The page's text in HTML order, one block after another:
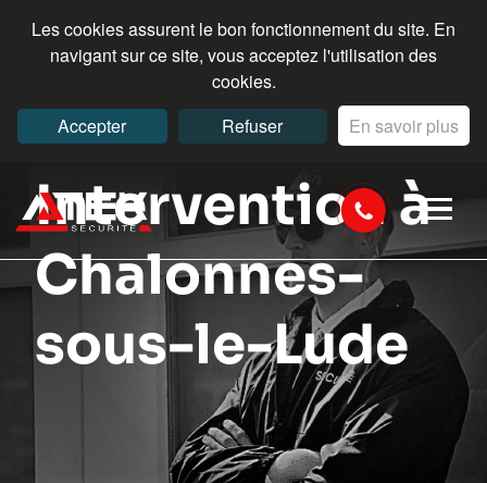
Les cookies assurent le bon fonctionnement du site. En
navigant sur ce site, vous acceptez l'utilisation des
cookies.
Accepter
Refuser En savoir plus
Intervention à
Chalonnes-
sous-le-Lude